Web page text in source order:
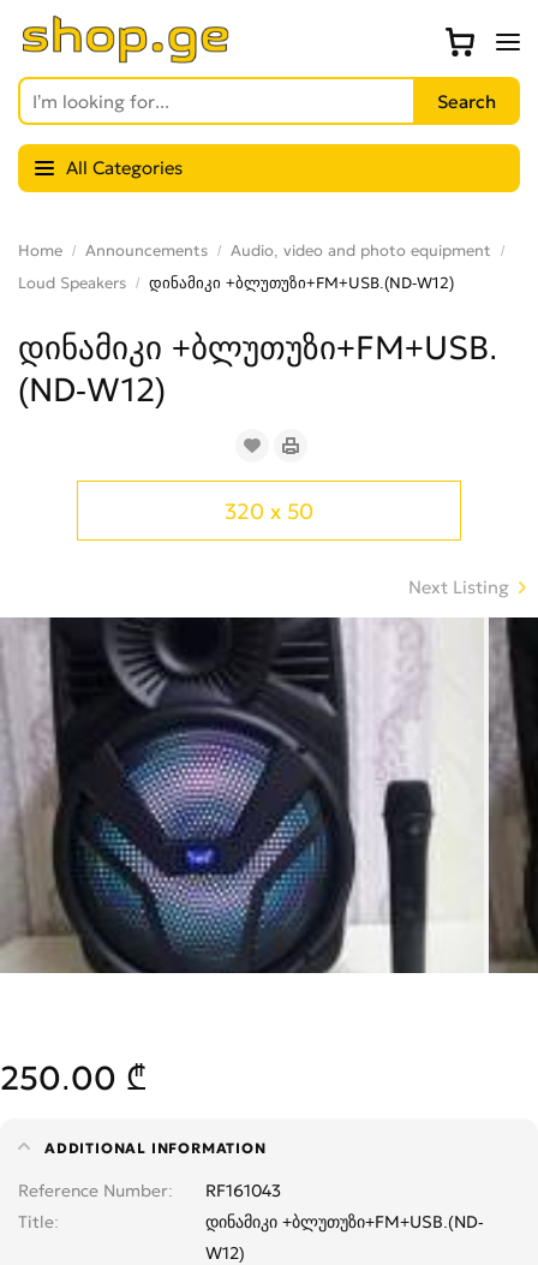
All Categories
Home Announcements
Audio, video and photo equipment
Loud Speakers
დინამიკი +ბლუთუზი+FM+USB.(ND-W12)
დინამიკი +ბლუთუზი+FM+USB.
(ND-W12)
320 x 50
Next Listing
250.00 ₾
ADDITIONAL INFORMATION
Reference Number
RF161043
Title
დინამიკი +ბლუთუზი+FM+USB.(ND-
W12)